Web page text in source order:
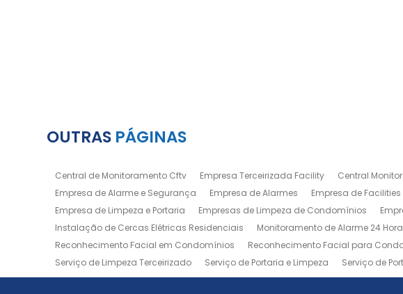
OUTRAS PÁGINAS
Central de Monitoramento Cftv Empresa Terceirizada Facility Central
Empresa de Alarme e Segurança
Empresa de Alarmes Empresa de Facilities
Empresa de Limpeza e Portaria
Empresas de Limpeza de Condomínios
Instalação de Cercas Elétricas Residenciais
Monitoramento de Alarme 24
Reconhecimento Facial em Condomínios
Reconhecimento Facial para
Serviço de Limpeza Terceirizado
Serviço de Portaria e Limpeza Serviço de
Zeladoria de Condomínios